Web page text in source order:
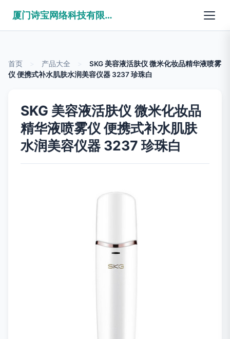
厦门诗宝网络科技有限公司
首页 产品大全
SKG 美容液活肤仪 微米化妆品精华液喷雾
仪 便携式补水肌肤水润美容仪器 3237 珍珠白
SKG 美容液活肤仪 微米化妆品
精华液喷雾仪 便携式补水肌肤
水润美容仪器 3237 珍珠白